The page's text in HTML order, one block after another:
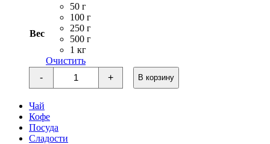
180 ₽
–
3
Вес
50 г
100 г
250 г
500 г
1 кг
Очистить
-
Количество
товара
Черный
ГОД
Молочная
+ В корзину
Чай
Кофе
Посуда
Сладости